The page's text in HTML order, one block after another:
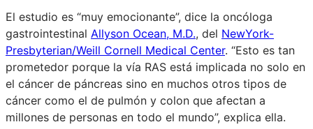
El estudio es “muy emocionante”, dice la oncóloga
gastrointestinal Allyson Ocean, M.D., del NewYork-
Presbyterian/Weill Cornell Medical Center. “Esto es tan
prometedor porque la vía RAS está implicada no solo en
el cáncer de páncreas sino en muchos otros tipos de
cáncer como el de pulmón y colon que afectan a
millones de personas en todo el mundo”, explica ella.